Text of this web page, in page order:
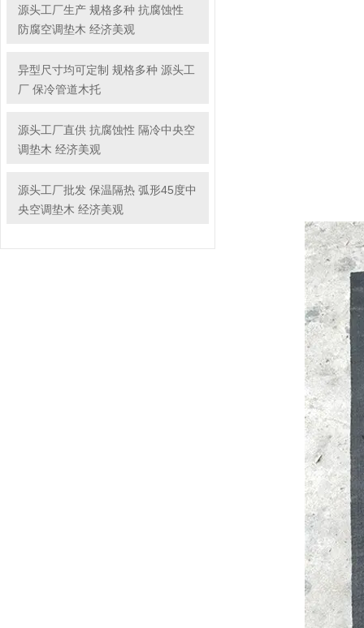
源头工厂生产 规格多种 抗腐蚀性
防腐空调垫木 经济美观
异型尺寸均可定制 规格多种 源头工
厂 保冷管道木托
源头工厂直供 抗腐蚀性 隔冷中央空
调垫木 经济美观
源头工厂批发 保温隔热 弧形45度中
央空调垫木 经济美观